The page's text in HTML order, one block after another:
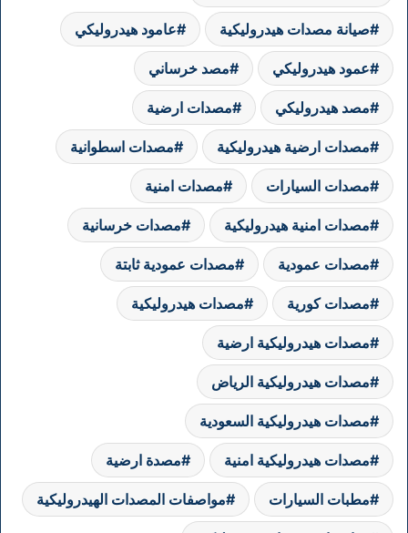
صيانة مصدات هيدروليكية عامود هيدروليكي
عمود هيدروليكي مصد خرساني
مصد هيدروليكي مصدات ارضية
مصدات ارضية هيدروليكية مصدات اسطوانية
مصدات السيارات مصدات امنية
مصدات امنية هيدروليكية مصدات خرسانية
مصدات عمودية مصدات عمودية ثابتة
مصدات كورية مصدات هيدروليكية
مصدات هيدروليكية ارضية
مصدات هيدروليكية الرياض
مصدات هيدروليكية السعودية
مصدات هيدروليكية امنية مصدة ارضية
مطبات السيارات مواصفات المصدات الهيدروليكية